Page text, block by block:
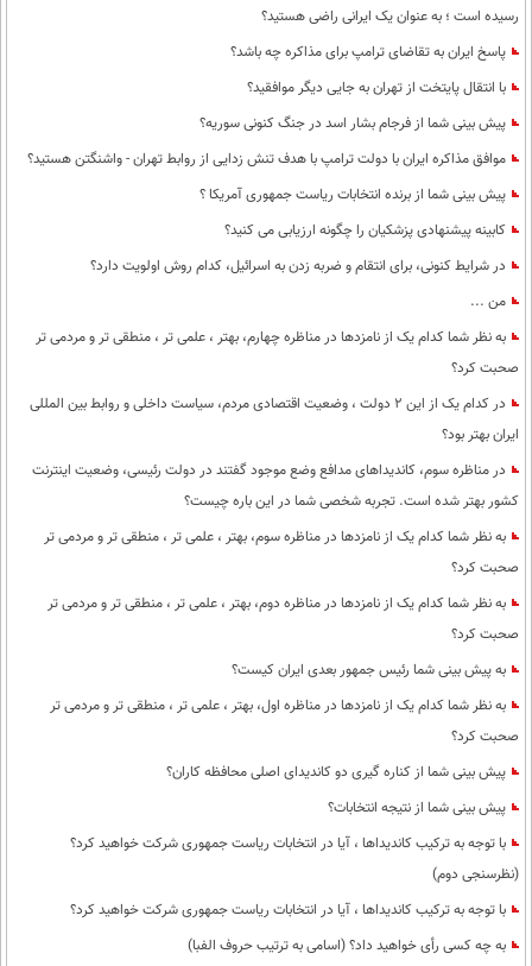
رسیده است ؛ به عنوان یک ایرانی راضی هستید؟
پاسخ ایران به تقاضای ترامپ برای مذاکره چه باشد؟
با انتقال پایتخت از تهران به جایی دیگر موافقید؟
پیش بینی شما از فرجام بشار اسد در جنگ کنونی سوریه؟
موافق مذاکره ایران با دولت ترامپ با هدف تنش زدایی از روابط تهران - واشنگتن هستید؟
پیش بینی شما از برنده انتخابات ریاست جمهوری آمریکا ؟
کابینه پیشنهادی پزشکیان را چگونه ارزیابی می کنید؟
در شرایط کنونی، برای انتقام و ضربه زدن به اسرائیل، کدام روش اولویت دارد؟
من ...
به نظر شما کدام یک از نامزدها در مناظره چهارم، بهتر ، علمی تر ، منطقی تر و مردمی تر
صحبت کرد؟
در کدام یک از این 2 دولت ، وضعیت اقتصادی مردم، سیاست داخلی و روابط بین المللی
ایران بهتر بود؟
در مناظره سوم، کاندیداهای مدافع وضع موجود گفتند در دولت رئیسی، وضعیت اینترنت
کشور بهتر شده است. تجربه شخصی شما در این باره چیست؟
به نظر شما کدام یک از نامزدها در مناظره سوم، بهتر ، علمی تر ، منطقی تر و مردمی تر
صحبت کرد؟
به نظر شما کدام یک از نامزدها در مناظره دوم، بهتر ، علمی تر ، منطقی تر و مردمی تر
صحبت کرد؟
به پیش بینی شما رئیس جمهور بعدی ایران کیست؟
به نظر شما کدام یک از نامزدها در مناظره اول، بهتر ، علمی تر ، منطقی تر و مردمی تر
صحبت کرد؟
پیش بینی شما از کناره گیری دو کاندیدای اصلی محافظه کاران؟
پیش بینی شما از نتیجه انتخابات؟
با توجه به ترکیب کاندیداها ، آیا در انتخابات ریاست جمهوری شرکت خواهید کرد؟
(نظرسنجی دوم)
با توجه به ترکیب کاندیداها ، آیا در انتخابات ریاست جمهوری شرکت خواهید کرد؟
به چه کسی رأی خواهید داد؟ (اسامی به ترتیب حروف الفبا)